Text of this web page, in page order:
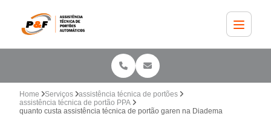
Home Serviços
assistência técnica de portões
assistência técnica de portão PPA
quanto custa assistência técnica de portão garen na Diadema